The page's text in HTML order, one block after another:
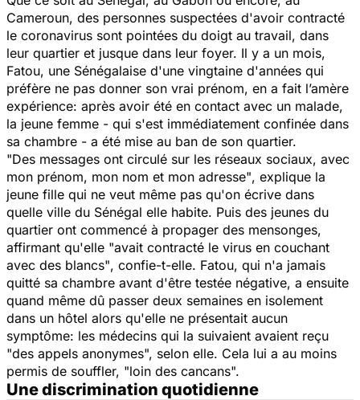
Cameroun, des personnes suspectées d'avoir contracté
le coronavirus sont pointées du doigt au travail, dans
leur quartier et jusque dans leur foyer. Il y a un mois,
Fatou, une Sénégalaise d'une vingtaine d'années qui
préfère ne pas donner son vrai prénom, en a fait l’amère
expérience: après avoir été en contact avec un malade,
la jeune femme - qui s'est immédiatement confinée dans
sa chambre - a été mise au ban de son quartier.
"Des messages ont circulé sur les réseaux sociaux, avec
mon prénom, mon nom et mon adresse", explique la
jeune fille qui ne veut même pas qu'on écrive dans
quelle ville du Sénégal elle habite. Puis des jeunes du
quartier ont commencé à propager des mensonges,
affirmant qu'elle "avait contracté le virus en couchant
avec des blancs", confie-t-elle. Fatou, qui n'a jamais
quitté sa chambre avant d'être testée négative, a ensuite
quand même dû passer deux semaines en isolement
dans un hôtel alors qu'elle ne présentait aucun
symptôme: les médecins qui la suivaient avaient reçu
"des appels anonymes", selon elle. Cela lui a au moins
permis de souffler, "loin des cancans".
Une discrimination quotidienne